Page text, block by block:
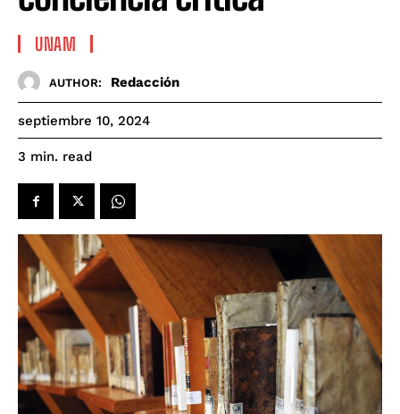
UNAM
AUTHOR: Redacción
septiembre 10, 2024
3 min. read